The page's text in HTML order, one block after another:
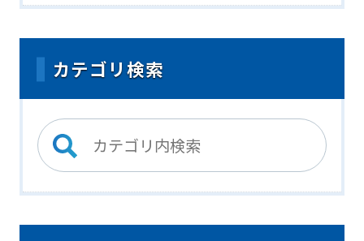
カテゴリ検索